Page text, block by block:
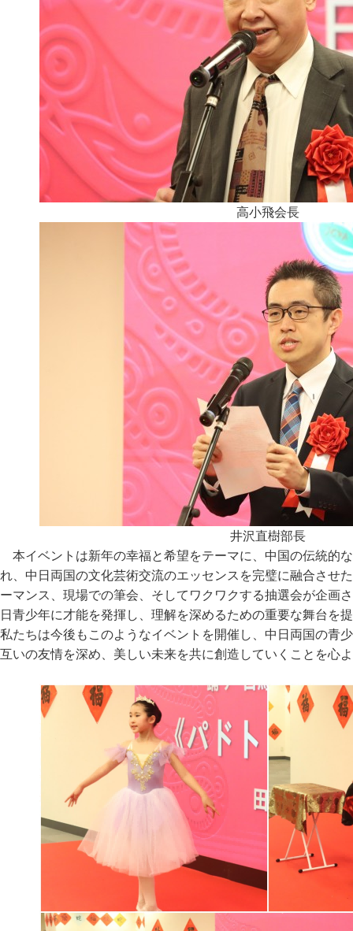
高小飛会長
井沢直樹部長
本イベントは新年の幸福と希望をテーマに、中国の伝統的
れ、中日両国の文化芸術交流のエッセンスを完璧に融合させ
ーマンス、現場での筆会、そしてワクワクする抽選会が企画
日青少年に才能を発揮し、理解を深めるための重要な舞台を
私たちは今後もこのようなイベントを開催し、中日両国の青
互いの友情を深め、美しい未来を共に創造していくことを心